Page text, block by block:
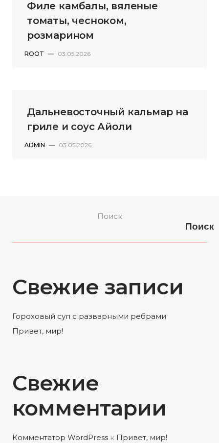
Филе камбалы, вяленые
томаты, чесноком,
розмарином
ROOT — 03.05.2026
Дальневосточный кальмар на
гриле и соус Айоли
ADMIN — 03.05.2026
Поиск
Поиск
Свежие записи
Гороховый суп с разварными ребрами
Привет, мир!
Свежие
комментарии
Комментатор WordPress к Привет, мир!